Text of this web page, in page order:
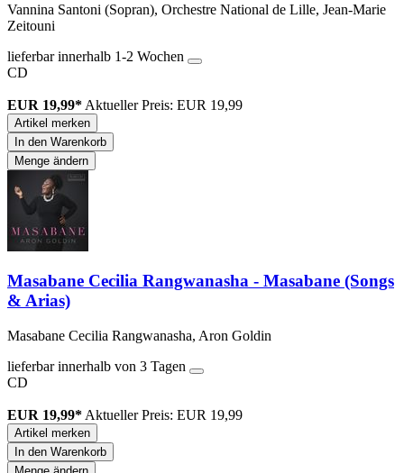
Vannina Santoni (Sopran), Orchestre National de Lille, Jean-Marie
Zeitouni
lieferbar innerhalb 1-2 Wochen
CD
EUR 19,99* Aktueller Preis: EUR 19,99
Artikel merken
In den Warenkorb
Menge ändern
Masabane Cecilia Rangwanasha - Masabane (Songs
& Arias)
Masabane Cecilia Rangwanasha, Aron Goldin
lieferbar innerhalb von 3 Tagen
CD
EUR 19,99* Aktueller Preis: EUR 19,99
Artikel merken
In den Warenkorb